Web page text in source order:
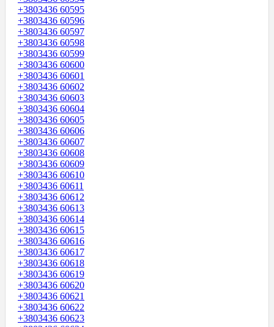
+3803436 60595
+3803436 60596
+3803436 60597
+3803436 60598
+3803436 60599
+3803436 60600
+3803436 60601
+3803436 60602
+3803436 60603
+3803436 60604
+3803436 60605
+3803436 60606
+3803436 60607
+3803436 60608
+3803436 60609
+3803436 60610
+3803436 60611
+3803436 60612
+3803436 60613
+3803436 60614
+3803436 60615
+3803436 60616
+3803436 60617
+3803436 60618
+3803436 60619
+3803436 60620
+3803436 60621
+3803436 60622
+3803436 60623